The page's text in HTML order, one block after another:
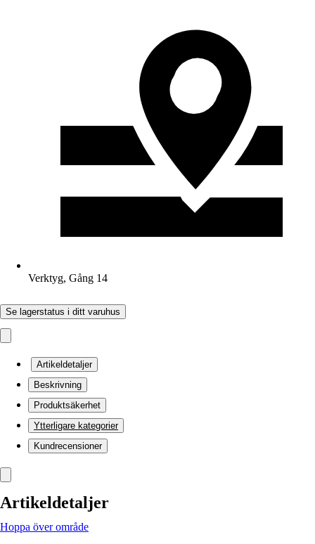
Verktyg, Gång 14
Se lagerstatus i ditt varuhus
Artikeldetaljer
Beskrivning
Produktsäkerhet
Ytterligare kategorier
Kundrecensioner
Artikeldetaljer
Hoppa över område